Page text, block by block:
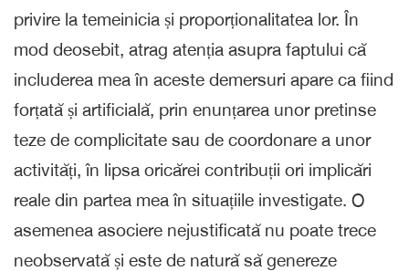
privire la temeinicia și proporționalitatea lor. În
mod deosebit, atrag atenția asupra faptului că
includerea mea în aceste demersuri apare ca fiind
forțată și artificială, prin enunțarea unor pretinse
teze de complicitate sau de coordonare a unor
activități, în lipsa oricărei contribuții ori implicări
reale din partea mea în situațiile investigate. O
asemenea asociere nejustificată nu poate trece
neobservată și este de natură să genereze